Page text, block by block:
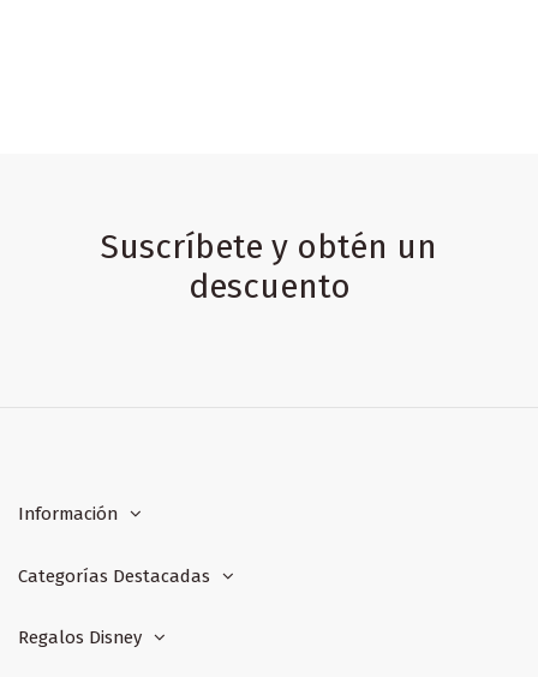
Suscríbete y obtén un
descuento
Información
Categorías Destacadas
Regalos Disney